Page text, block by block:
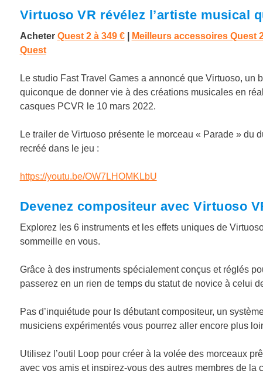
Virtuoso VR révélez l’artiste musical
Acheter Quest 2 à 349 € Meilleurs accessoires Quest
Quest
Le studio Fast Travel Games a annoncé que Virtuoso,
quiconque de donner vie à des créations musicales en
casques PCVR le 10 mars 2022.
Le trailer de Virtuoso présente le morceau « Parade » du
recréé dans le jeu :
https://youtu.be/OW7LHOMKLbU
Devenez compositeur avec Virtuoso
Explorez les 6 instruments et les effets uniques de
sommeille en vous.
Grâce à des instruments spécialement conçus et réglés
passerez en un rien de temps du statut de novice à celui
Pas d’inquiétude pour ls débutant compositeur, un
musiciens expérimentés vous pourrez aller encore plus
Utilisez l’outil Loop pour créer à la volée des morceaux
avec vos amis et inspirez-vous des autres membres de la